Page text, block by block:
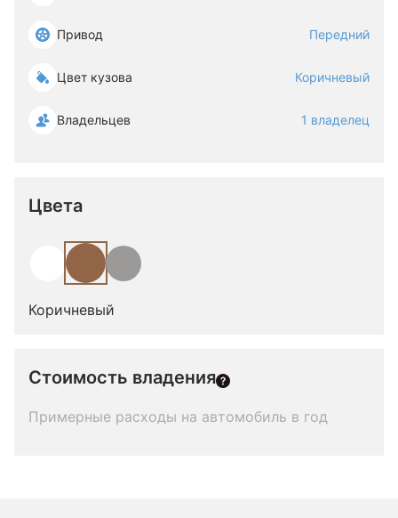
Привод Передний
Цвет кузова Коричневый
Владельцев 1 владелец
Цвета
Коричневый
Стоимость владения
Примерные расходы на автомобиль в год